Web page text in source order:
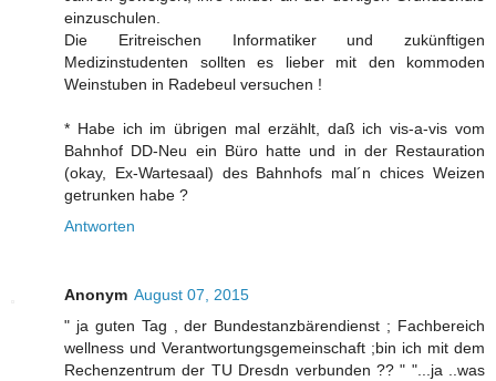
einzuschulen.
Die Eritreischen Informatiker und zukünftigen
Medizinstudenten sollten es lieber mit den kommoden
Weinstuben in Radebeul versuchen !
* Habe ich im übrigen mal erzählt, daß ich vis-a-vis vom
Bahnhof DD-Neu ein Büro hatte und in der Restauration
(okay, Ex-Wartesaal) des Bahnhofs mal´n chices Weizen
getrunken habe ?
Antworten
Anonym August 07, 2015
" ja guten Tag , der Bundestanzbärendienst ; Fachbereich
wellness und Verantwortungsgemeinschaft ;bin ich mit dem
Rechenzentrum der TU Dresdn verbunden ?? " "...ja ..was